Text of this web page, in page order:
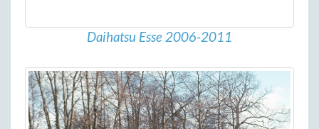
Daihatsu Esse 2006-2011